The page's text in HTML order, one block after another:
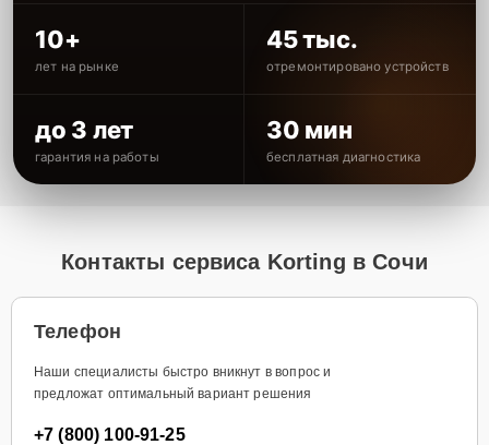
10+
лет на рынке
45 тыс.
отремонтировано устройств
до 3 лет
гарантия на работы
30 мин
бесплатная диагностика
Контакты сервиса Korting в Сочи
Телефон
Наши специалисты быстро вникнут в вопрос и
предложат оптимальный вариант решения
+7 (800) 100-91-25